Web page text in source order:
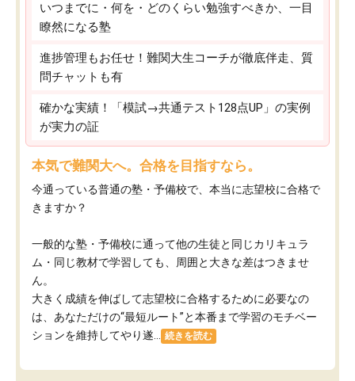
いつまでに・何を・どのくらい勉強すべきか、一目
瞭然になる塾
進捗管理もお任せ！難関大生コーチが徹底伴走、質
問チャットも有
確かな実績！「模試→共通テスト128点UP」の実例
が実力の証
本気で難関大へ。合格を目指すなら。
今通っている普通の塾・予備校で、本当に志望校に合格で
きますか？
一般的な塾・予備校に通って他の生徒と同じカリキュラ
ム・同じ教材で学習しても、周囲と大きな差はつきませ
ん。
大きく成績を伸ばして志望校に合格するために必要なの
は、あなただけの“最短ルート”と本番まで学習のモチベー
ションを維持してやり遂...
続きを読む